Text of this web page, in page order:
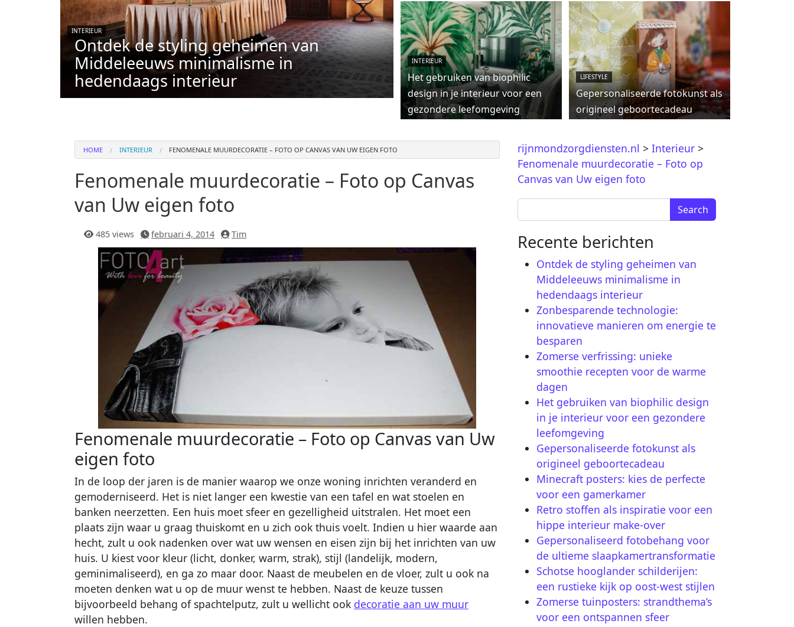
INTERIEUR
Ontdek de styling geheimen van
Middeleeuws minimalisme in
hedendaags interieur
INTERIEUR
Het gebruiken van biophilic
design in je interieur voor een
gezondere leefomgeving
LIFESTYLE
Gepersonaliseerde fotokunst als
origineel geboortecadeau
HOME INTERIEUR FENOMENALE MUURDECORATIE – FOTO OP CANVAS VAN UW EIGEN FOTO
Fenomenale muurdecoratie – Foto op Canvas
van Uw eigen foto
485 views februari 4, 2014 Tim
Fenomenale muurdecoratie – Foto op Canvas van Uw
eigen foto
In de loop der jaren is de manier waarop we onze woning inrichten veranderd en
gemoderniseerd. Het is niet langer een kwestie van een tafel en wat stoelen en
banken neerzetten. Een huis moet sfeer en gezelligheid uitstralen. Het moet een
plaats zijn waar u graag thuiskomt en u zich ook thuis voelt. Indien u hier waarde aan
hecht, zult u ook nadenken over wat uw wensen en eisen zijn bij het inrichten van uw
huis. U kiest voor kleur (licht, donker, warm, strak), stijl (landelijk, modern,
geminimaliseerd), en ga zo maar door. Naast de meubelen en de vloer, zult u ook na
moeten denken wat u op de muur wenst te hebben. Naast de keuze tussen
bijvoorbeeld behang of spachtelputz, zult u wellicht ook decoratie aan uw muur
willen hebben.
rijnmondzorgdiensten.nl > Interieur >
Fenomenale muurdecoratie – Foto op
Canvas van Uw eigen foto
Search for:
Recente berichten
Ontdek de styling geheimen van
Middeleeuws minimalisme in
hedendaags interieur
Zonbesparende technologie:
innovatieve manieren om energie te
besparen
Zomerse verfrissing: unieke
smoothie recepten voor de warme
dagen
Het gebruiken van biophilic design
in je interieur voor een gezondere
leefomgeving
Gepersonaliseerde fotokunst als
origineel geboortecadeau
Minecraft posters: kies de perfecte
voor een gamerkamer
Retro stoffen als inspiratie voor een
hippe interieur make-over
Gepersonaliseerd fotobehang voor
de ultieme slaapkamertransformatie
Schotse hooglander schilderijen:
een rustieke kijk op oost-west stijlen
Zomerse tuinposters: strandthema’s
voor een ontspannen sfeer